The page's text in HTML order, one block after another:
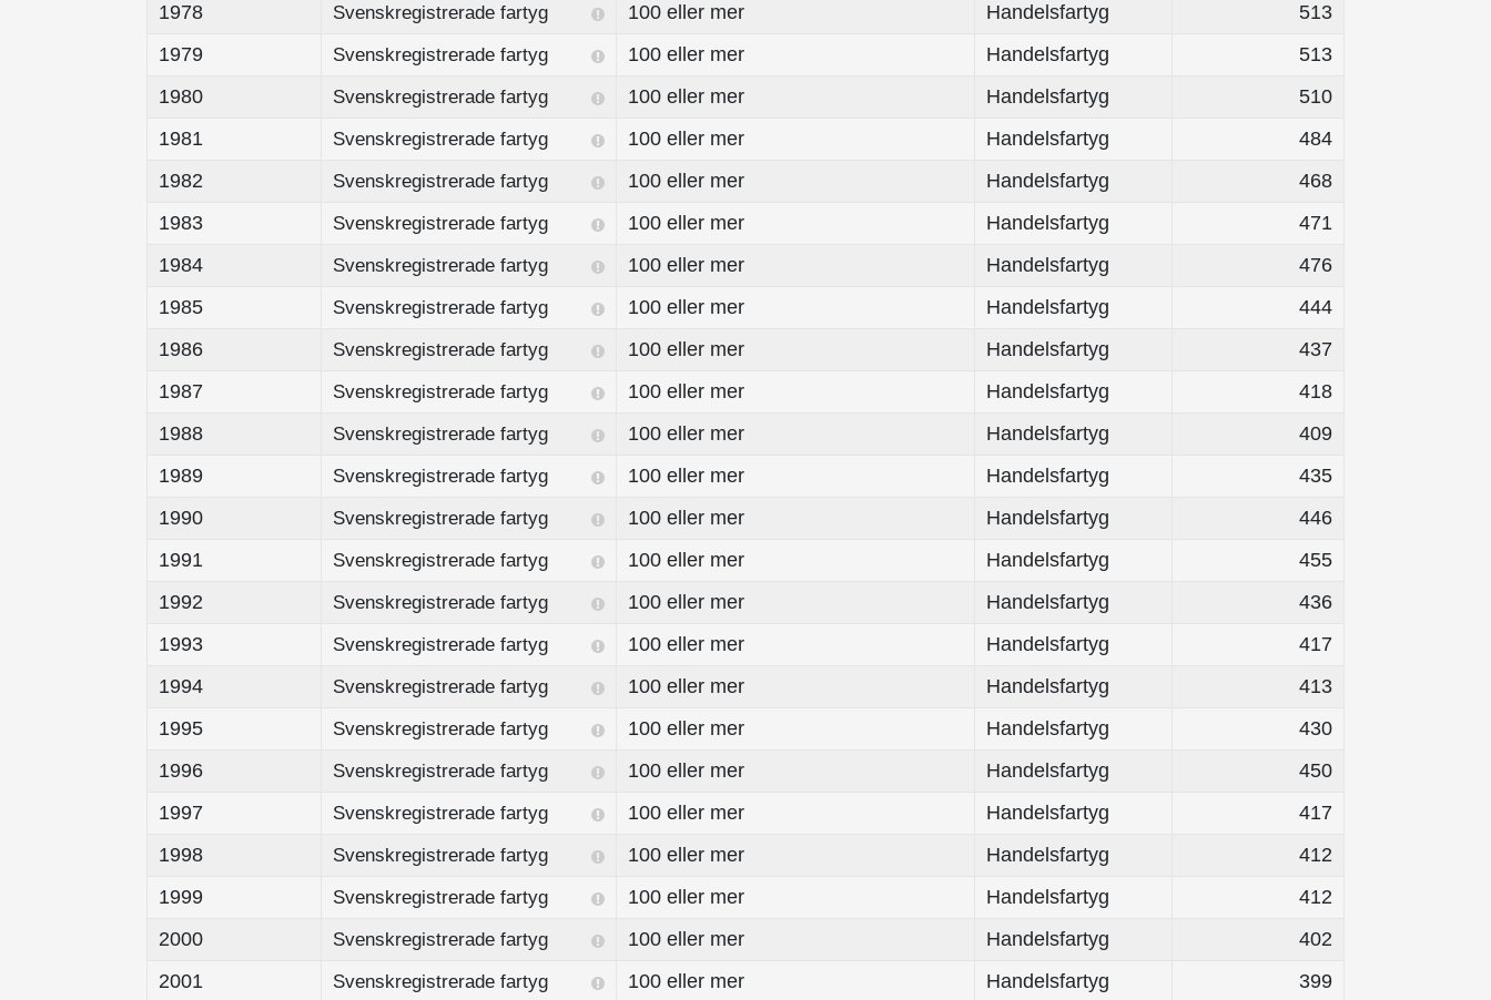
1978
Svenskregistrerade fartyg 100 eller mer Handelsfartyg
513
1979
Svenskregistrerade fartyg 100 eller mer Handelsfartyg
513
1980
Svenskregistrerade fartyg 100 eller mer Handelsfartyg
510
1981
Svenskregistrerade fartyg 100 eller mer Handelsfartyg
484
1982
Svenskregistrerade fartyg 100 eller mer Handelsfartyg
468
1983
Svenskregistrerade fartyg 100 eller mer Handelsfartyg
471
1984
Svenskregistrerade fartyg 100 eller mer Handelsfartyg
476
1985
Svenskregistrerade fartyg 100 eller mer Handelsfartyg
444
1986
Svenskregistrerade fartyg 100 eller mer Handelsfartyg
437
1987
Svenskregistrerade fartyg 100 eller mer Handelsfartyg
418
1988
Svenskregistrerade fartyg 100 eller mer Handelsfartyg
409
1989
Svenskregistrerade fartyg 100 eller mer Handelsfartyg
435
1990
Svenskregistrerade fartyg 100 eller mer Handelsfartyg
446
1991
Svenskregistrerade fartyg 100 eller mer Handelsfartyg
455
1992
Svenskregistrerade fartyg 100 eller mer Handelsfartyg
436
1993
Svenskregistrerade fartyg 100 eller mer Handelsfartyg
417
1994
Svenskregistrerade fartyg 100 eller mer Handelsfartyg
413
1995
Svenskregistrerade fartyg 100 eller mer Handelsfartyg
430
1996
Svenskregistrerade fartyg 100 eller mer Handelsfartyg
450
1997
Svenskregistrerade fartyg 100 eller mer Handelsfartyg
417
1998
Svenskregistrerade fartyg 100 eller mer Handelsfartyg
412
1999
Svenskregistrerade fartyg 100 eller mer Handelsfartyg
412
2000
Svenskregistrerade fartyg 100 eller mer Handelsfartyg
402
2001
Svenskregistrerade fartyg 100 eller mer Handelsfartyg 399